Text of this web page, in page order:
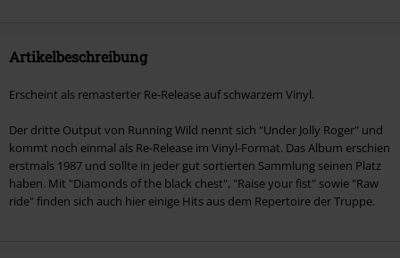
Artikelbeschreibung
Erscheint als remasterter Re-Release auf schwarzem Vinyl.
Der dritte Output von Running Wild nennt sich "Under Jolly Roger" und
kommt noch einmal als Re-Release im Vinyl-Format. Das Album erschien
erstmals 1987 und sollte in jeder gut sortierten Sammlung seinen Platz
haben. Mit "Diamonds of the black chest", "Raise your fist" sowie "Raw
ride" finden sich auch hier einige Hits aus dem Repertoire der Truppe.